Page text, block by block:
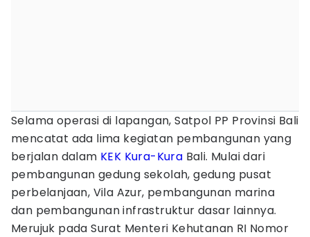
Selama operasi di lapangan, Satpol PP Provinsi Bali
mencatat ada lima kegiatan pembangunan yang
berjalan dalam KEK Kura-Kura Bali. Mulai dari
pembangunan gedung sekolah, gedung pusat
perbelanjaan, Vila Azur, pembangunan marina
dan pembangunan infrastruktur dasar lainnya.
Merujuk pada Surat Menteri Kehutanan RI Nomor